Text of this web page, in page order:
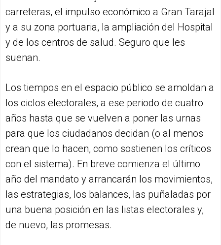
carreteras, el impulso económico a Gran Tarajal
y a su zona portuaria, la ampliación del Hospital
y de los centros de salud. Seguro que les
suenan.
Los tiempos en el espacio público se amoldan a
los ciclos electorales, a ese periodo de cuatro
años hasta que se vuelven a poner las urnas
para que los ciudadanos decidan (o al menos
crean que lo hacen, como sostienen los críticos
con el sistema). En breve comienza el último
año del mandato y arrancarán los movimientos,
las estrategias, los balances, las puñaladas por
una buena posición en las listas electorales y,
de nuevo, las promesas.